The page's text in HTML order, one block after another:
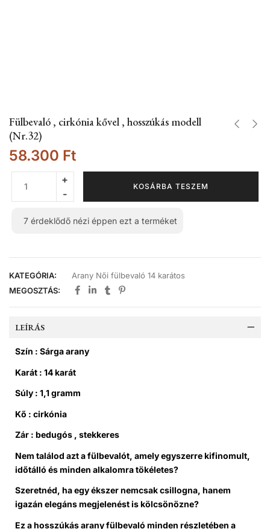
Fülbevaló , cirkónia kővel , hosszúkás modell
(Nr.32)
58.300 Ft
KOSÁRBA TESZEM
7 érdeklődő nézi éppen ezt a terméket
KATEGÓRIA:
Arany Női fülbevaló 14 karátos
MEGOSZTÁS:
LEÍRÁS
Szín : Sárga arany
Karát : 14 karát
Súly : 1,1 gramm
Kő : cirkónia
Zár : bedugós , stekkeres
Nem találod azt a fülbevalót, amely egyszerre kifinomult,
időtálló és minden alkalomra tökéletes?
Szeretnéd, ha egy ékszer nemcsak csillogna, hanem
igazán elegáns megjelenést is kölcsönözne?
Ez a hosszúkás arany fülbevaló minden részletében a